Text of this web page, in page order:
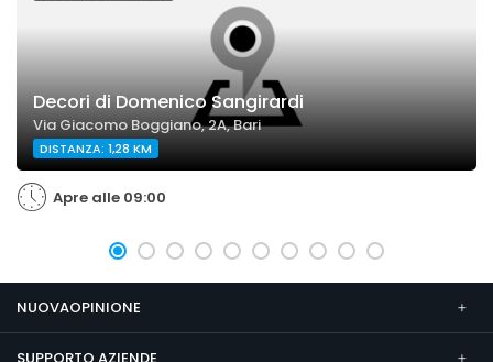
Decori di Domenico Sangirardi
Via Giacomo Boggiano, 2A, Bari
DISTANZA: 1,28 KM
Apre alle 09:00
NUOVAOPINIONE